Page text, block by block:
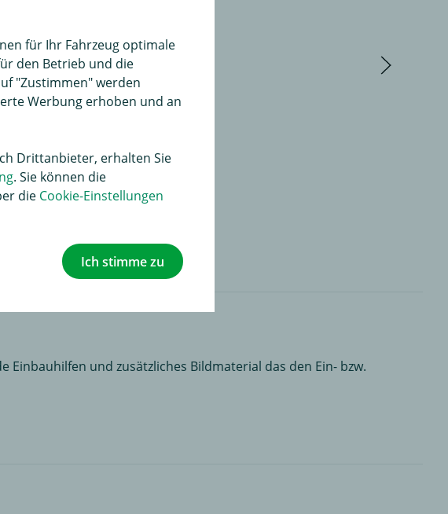
und zusätzliches Bildmaterial das den Ein- bzw.
für Ihr Fahrzeug optimale
den Betrieb und die
"Zustimmen" werden
Werbung erhoben und an
Drittanbieter, erhalten Sie
. Sie können die
die Cookie-Einstellungen
Ich stimme zu